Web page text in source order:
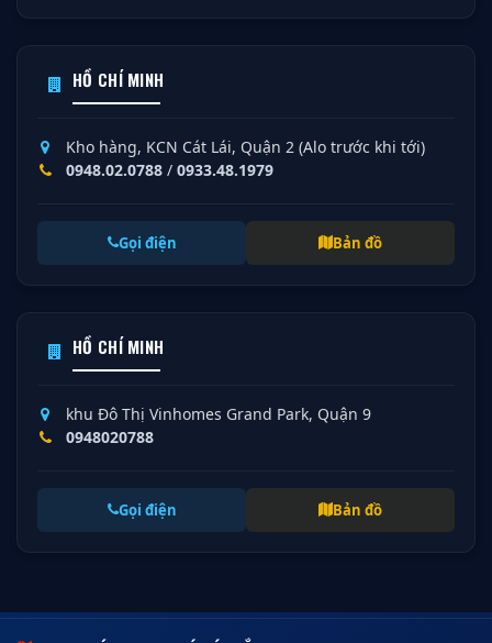
HỒ CHÍ MINH
Kho hàng, KCN Cát Lái, Quận 2 (Alo trước khi tới)
0948.02.0788 / 0933.48.1979
Gọi điện Bản đồ
HỒ CHÍ MINH
khu Đô Thị Vinhomes Grand Park, Quận 9
0948020788
Gọi điện Bản đồ